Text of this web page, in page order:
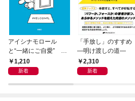
アイシナモロール
と“一緒にご自愛” ～
自分を好きになるため
の56のコツ～
1,210
新着
「手放し」のすすめ
―明け渡しの道―
2,310
新着